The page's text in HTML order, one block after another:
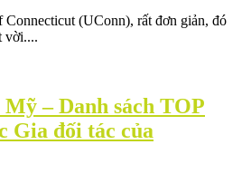
(UConn), rất đơn giản, đó
vời....
– Danh sách TOP
Gia đối tác của